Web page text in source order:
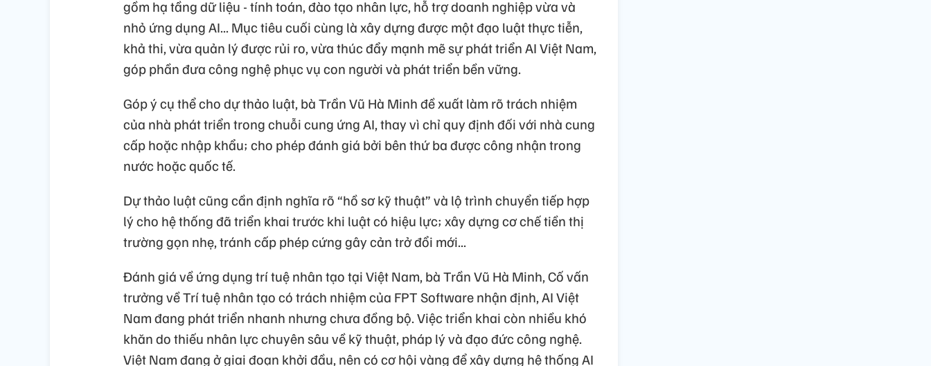
gồm hạ tầng dữ liệu - tính toán, đào tạo nhân lực, hỗ trợ doanh nghiệp vừa và
nhỏ ứng dụng AI... Mục tiêu cuối cùng là xây dựng được một đạo luật thực tiễn,
khả thi, vừa quản lý được rủi ro, vừa thúc đẩy mạnh mẽ sự phát triển AI Việt Nam,
góp phần đưa công nghệ phục vụ con người và phát triển bền vững.
Góp ý cụ thể cho dự thảo luật, bà Trần Vũ Hà Minh đề xuất làm rõ trách nhiệm
của nhà phát triển trong chuỗi cung ứng AI, thay vì chỉ quy định đối với nhà cung
cấp hoặc nhập khẩu; cho phép đánh giá bởi bên thứ ba được công nhận trong
nước hoặc quốc tế.
Dự thảo luật cũng cần định nghĩa rõ “hồ sơ kỹ thuật” và lộ trình chuyển tiếp hợp
lý cho hệ thống đã triển khai trước khi luật có hiệu lực; xây dựng cơ chế tiền thị
trường gọn nhẹ, tránh cấp phép cứng gây cản trở đổi mới...
Đánh giá về ứng dụng trí tuệ nhân tạo tại Việt Nam, bà Trần Vũ Hà Minh, Cố vấn
trưởng về Trí tuệ nhân tạo có trách nhiệm của FPT Software nhận định, AI Việt
Nam đang phát triển nhanh nhưng chưa đồng bộ. Việc triển khai còn nhiều khó
khăn do thiếu nhân lực chuyên sâu về kỹ thuật, pháp lý và đạo đức công nghệ.
Việt Nam đang ở giai đoạn khởi đầu, nên có cơ hội vàng để xây dựng hệ thống AI